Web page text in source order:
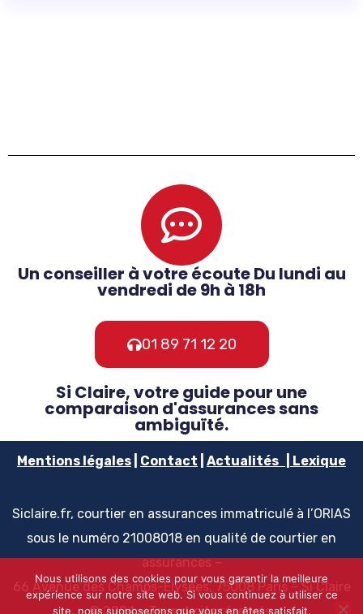
Un conseiller à votre écoute Du lundi au
vendredi de 9h à 18h
01 89 71 12 20
Si Claire, votre guide pour une
comparaison d'assurances sans
ambiguïté.
Mentions légales Contact Actualités Lexique
Siclaire.fr, courtier en assurances immatriculé à l’ORIAS
sous le numéro 21008018 en qualité de courtier en
assurances –
66 Avenue des Champs-Elysées, 75008 Paris – Si Claire
Nous utilisons des cookies pour vous garantir la meilleure
expérience sur notre site web. Si vous continuez à utiliser ce
site, nous supposerons que vous en êtes satisfait.